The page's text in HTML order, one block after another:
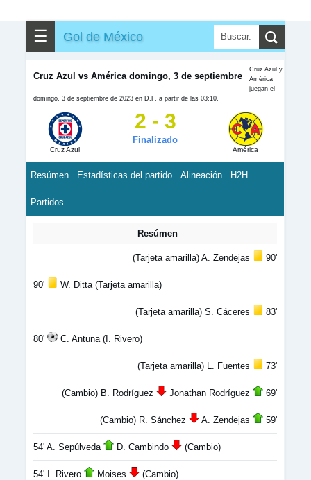
☰ Gol de México
Cruz Azul vs América domingo, 3 de septiembre
Cruz Azul y
América
juegan el
domingo, 3 de septiembre de 2023 en D.F. a partir de las 03:10.
Cruz Azul
2 - 3
Finalizado
América
Resúmen Estadísticas del partido Alineación H2H
Partidos
Resúmen
(Tarjeta amarilla) A. Zendejas 90'
90' W. Ditta (Tarjeta amarilla)
(Tarjeta amarilla) S. Cáceres 83'
80' C. Antuna (I. Rivero)
(Tarjeta amarilla) L. Fuentes 73'
(Cambio) B. Rodríguez Jonathan Rodríguez 69'
(Cambio) R. Sánchez A. Zendejas 59'
54' A. Sepúlveda D. Cambindo (Cambio)
54' I. Rivero Moises (Cambio)